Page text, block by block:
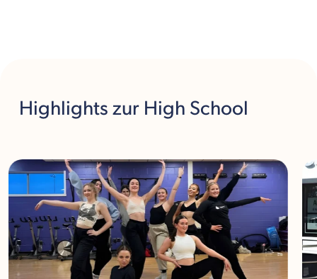
Highlights zur High School